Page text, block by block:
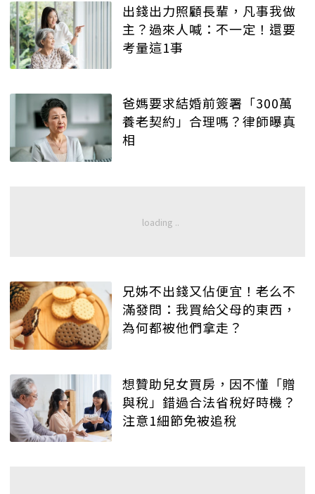
出錢出力照顧長輩，凡事我做
主？過來人喊：不一定！還要
考量這1事
爸媽要求結婚前簽署「300萬
養老契約」合理嗎？律師曝真
相
兄姊不出錢又佔便宜！老么不
滿發問：我買給父母的東西，
為何都被他們拿走？
想贊助兒女買房，因不懂「贈
與稅」錯過合法省稅好時機？
注意1細節免被追稅